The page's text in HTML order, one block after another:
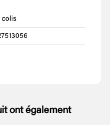
colis
ont également